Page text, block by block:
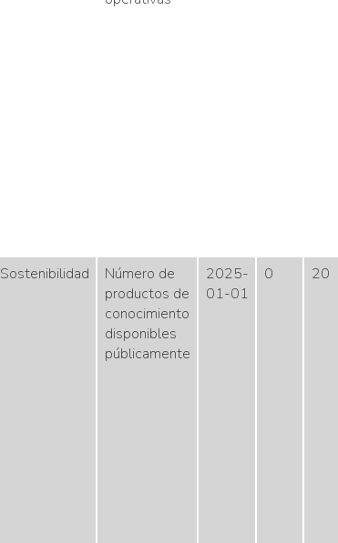
Sostenibilidad
Número de
productos de
conocimiento
disponibles
públicamente
2025-
01-01
0 20